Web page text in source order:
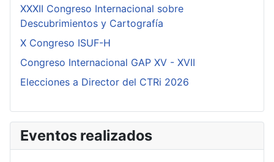
XXXII Congreso Internacional sobre
Descubrimientos y Cartografía
X Congreso ISUF-H
Congreso Internacional GAP XV - XVII
Elecciones a Director del CTRi 2026
Eventos realizados